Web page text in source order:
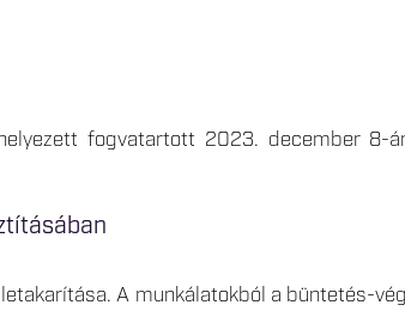
fogvatartott 2023. december 8-
A munkálatokból a büntetés-